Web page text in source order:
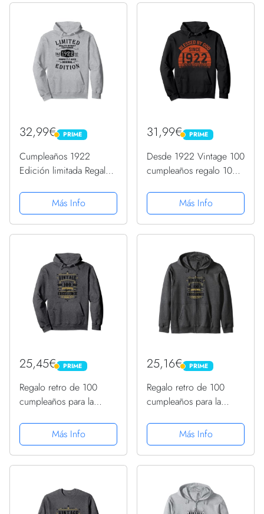
32,99€ PRIME
PRIME
Cumpleaños 1922
Edición limitada Regalo
Sudadera con Capucha
Más Info
31,99€ PRIME
PRIME
Desde 1922 Vintage 100
cumpleaños regalo 100
con Capucha
Más Info
25,45€ PRIME
PRIME
Regalo retro de 100
cumpleaños para la
Sudadera con Capucha
Más Info
25,16€ PRIME
PRIME
Regalo retro de 100
cumpleaños para la
Sudadera con Capucha
Más Info